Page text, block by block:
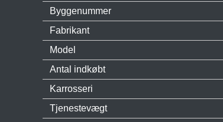
Byggenummer
Fabrikant
Model
Antal indkøbt
Karrosseri
Tjenestevægt